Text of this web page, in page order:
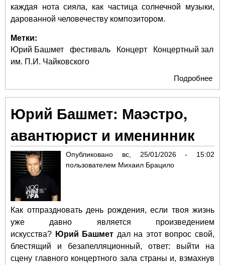
каждая нота сияла, как частица солнечной музыки,
дарованной человечеству композитором.
Метки:
Юрий Башмет фестиваль Концерт
Концертный зал
им. П.И. Чайковского
Подробнее
Юрий Башмет: Маэстро,
авантюрист и именинник
Опубликовано вс, 25/01/2026 - 15:02
пользователем Михаил Брацило
Как отпраздновать день рождения, если твоя жизнь
уже давно является произведением
искусства? Юрий Башмет дал на этот вопрос свой,
блестящий и безапелляционный, ответ: выйти на
сцену главного концертного зала страны и, взмахнув